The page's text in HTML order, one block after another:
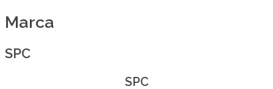
Marca
SPC
SPC